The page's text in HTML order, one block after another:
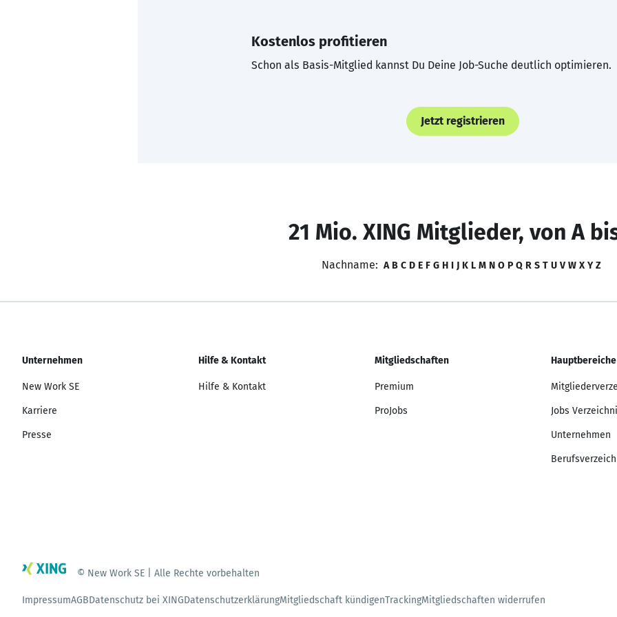
Kostenlos profitieren
Schon als Basis-Mitglied kannst Du Deine Job-Suche deutlich optimieren.
Jetzt registrieren
21 Mio. XING Mitglieder, von A
Nachname: A B C D E F G H I J K L M N O P Q R S T U V W X Y Z
Unternehmen
New Work SE
Karriere
Presse
Hilfe & Kontakt
Hilfe & Kontakt
Mitgliedschaften
Premium
ProJobs
Hauptbereiche
Jobs
Unternehmen
© New Work SE | Alle Rechte vorbehalten
ImpressumAGBDatenschutz bei XINGDatenschutzerklärungMitgliedschaft kündigenTrackingMitgliedschaften widerrufen